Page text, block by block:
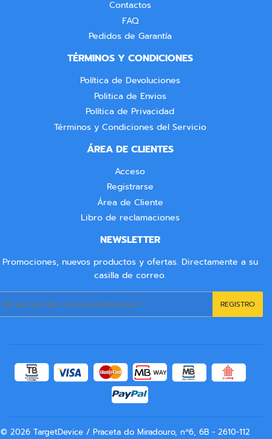
Contactos
FAQ
Pedidos de Garantía
TÉRMINOS Y CONDICIONES
Política de Devoluciones
Politica de Envios
Política de Privacidad
Términos y Condiciones del Servicio
ÁREA DE CLIENTES
Acceso
Registrarse
Área de Cliente
Libro de reclamaciones
NEWSLETTER
Promociones, nuevos productos y ofertas. Directamente a su
casilla de correo.
REGISTRO
© 2026 TargetDevice / Praceta do Miradouro, nº6, 6B - 2610-112